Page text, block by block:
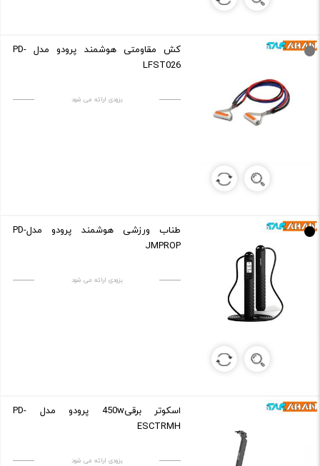
کش مقاومتی هوشمند پرودو مدل PD-
LFST026
بزودی ارائه می شود
طناب ورزشی هوشمند پرودو مدلPD-
JMPROP
بزودی ارائه می شود
اسکوتر برقی450w پرودو مدل PD-
ESCTRMH
بزودی ارائه می شود